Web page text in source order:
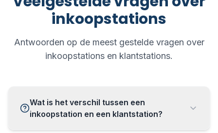
inkoopstations
Antwoorden op de meest gestelde vragen over
inkoopstations en klantstations.
Wat is het verschil tussen een
inkoopstation en een klantstation?